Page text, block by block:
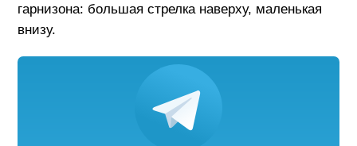
гарнизона: большая стрелка наверху, маленькая
внизу.